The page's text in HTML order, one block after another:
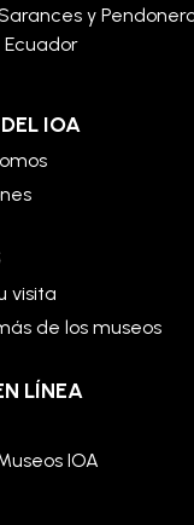
y
IOA
visita
de los museos
LÍNEA
IOA